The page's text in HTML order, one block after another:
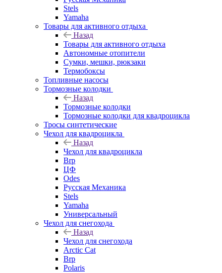
Stels
Yamaha
Товары для активного отдыха
Назад
Товары для активного отдыха
Автономные отопители
Сумки, мешки, рюкзаки
Термобоксы
Топливные насосы
Тормозные колодки
Назад
Тормозные колодки
Тормозные колодки для квадроцикла
Тросы синтетические
Чехол для квадроцикла
Назад
Чехол для квадроцикла
Brp
ЦФ
Odes
Русская Механика
Stels
Yamaha
Универсальный
Чехол для снегохода
Назад
Чехол для снегохода
Arctic Cat
Brp
Polaris